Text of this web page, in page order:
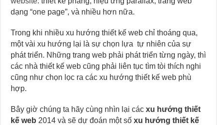
dạng “one page”, và nhiều hơn nữa.
Trong khi nhiều xu hướng thiết kế web chỉ thoáng qua,
một vài xu hướng lại là sự chọn lựa tự nhiên của sự
phát triển. Những trang web phải phát triển từng ngày, thì
các nhà thiết kế web cũng phải liên tục tìm tòi thích nghi
cũng như chọn lọc ra các xu hướng thiết kế web phù
hợp.
Bây giờ chúng ta hãy cùng nhìn lại cácxu hướng thiết
kế web 2014 và sẽ dự đoán một sốxu hướng thiết kế